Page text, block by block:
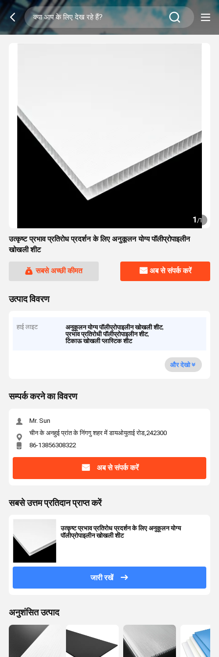
1/1
उत्कृष्ट प्रभाव प्रतिरोध प्रदर्शन के लिए अनुकूलन योग्य पॉलीप्रोपाइलीन
खोखली शीट
सबसे अच्छी कीमत अब से संपर्क करें
उत्पाद विवरण
हाई लाइट अनुकूलन योग्य पॉलीप्रोपाइलीन खोखली शीट,
प्रभाव प्रतिरोधी पॉलीप्रोपाइलीन शीट,
टिकाऊ खोखली प्लास्टिक शीट
और देखो
सम्पर्क करने का विवरण
Mr. Sun
चीन के अनहुई प्रांत के निंगगु शहर में डायओयुताई रोड,242300
86-13856308322
अब से संपर्क करें
सबसे उत्तम प्रतिदान प्राप्त करें
उत्कृष्ट प्रभाव प्रतिरोध प्रदर्शन के लिए अनुकूलन योग्य
पॉलीप्रोपाइलीन खोखली शीट
जारी रखें
अनुशंसित उत्पाद